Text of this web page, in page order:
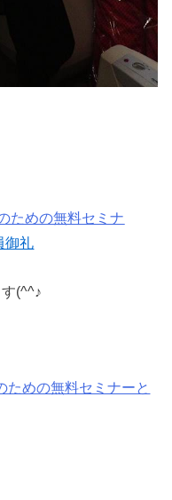
ための無料セミナ
御礼
(^^♪
ための無料セミナーと